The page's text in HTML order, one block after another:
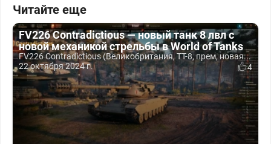
Читайте еще
FV226 Contradictious — новый танк 8 лвл с
новой механикой стрельбы в World of Tanks
FV226 Contradictious (Великобритания, ТТ-8, прем, новая...
22 октября 2024 г.
4